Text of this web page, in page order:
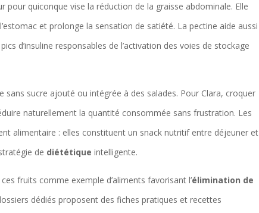
quiconque vise la réduction de la graisse abdominale. Elle
et prolonge la sensation de satiété. La pectine aide aussi
d’insuline responsables de l’activation des voies de stockage
sucre ajouté ou intégrée à des salades. Pour Clara, croquer
naturellement la quantité consommée sans frustration. Les
alimentaire : elles constituent un snack nutritif entre déjeuner et
de diététique intelligente.
fruits comme exemple d’aliments favorisant l’élimination de
dédiés proposent des fiches pratiques et recettes